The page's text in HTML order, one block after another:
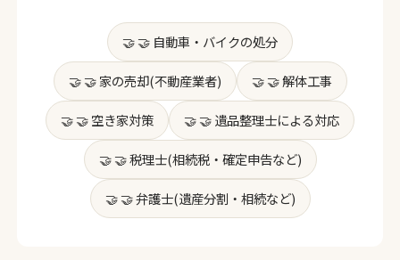
🤝 自動車・バイクの処分
🤝 家の売却(不動産業者) 🤝 解体工事
🤝 空き家対策 🤝 遺品整理士による対応
🤝 税理士(相続税・確定申告など)
🤝 弁護士(遺産分割・相続など)